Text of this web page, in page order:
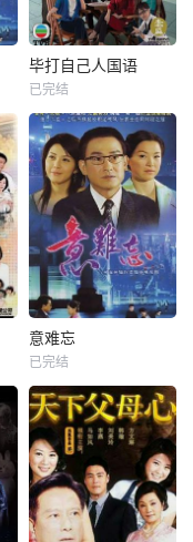
毕打自己人国语
已完结
意难忘
已完结